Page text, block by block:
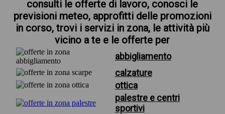
consulti le offerte di lavoro, conosci le
previsioni meteo, approfitti delle promozioni
in corso, trovi i servizi in zona, le attività più
vicino a te e le offerte per
abbigliamento
calzature
ottica
palestre e centri
sportivi